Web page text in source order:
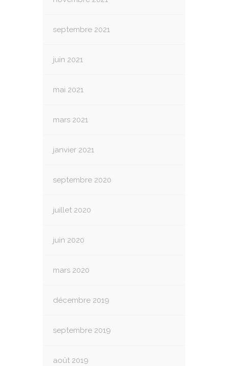
septembre 2021
juin 2021
mai 2021
mars 2021
janvier 2021
septembre 2020
juillet 2020
juin 2020
mars 2020
décembre 2019
septembre 2019
août 2019